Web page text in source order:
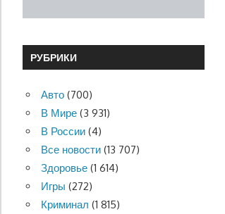
РУБРИКИ
Авто(700)
В Мире(3 931)
В России(4)
Все новости(13 707)
Здоровье(1 614)
Игры (272)
Криминал (1 815)